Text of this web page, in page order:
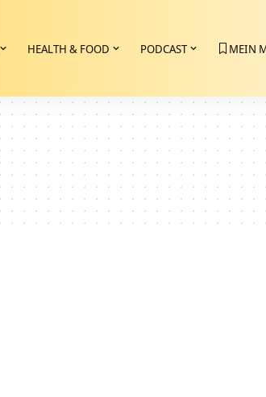
HEALTH & FOOD PODCAST MEIN